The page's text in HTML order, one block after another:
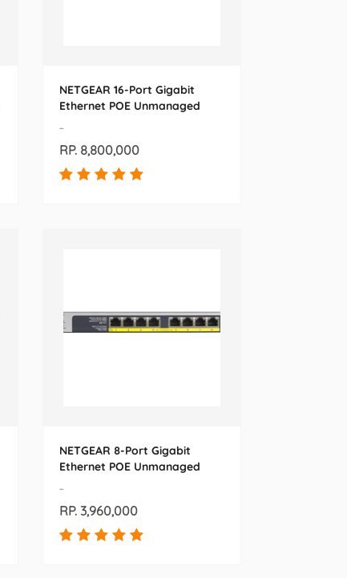
NETGEAR 16-Port Gigabit
Ethernet POE Unmanaged
-
RP. 8,800,000
NETGEAR 8-Port Gigabit
Ethernet POE Unmanaged
-
RP. 3,960,000